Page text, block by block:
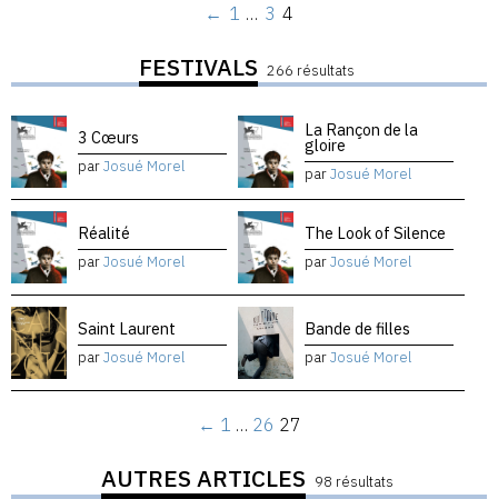
← 1 … 3 4
FESTIVALS 266 résultats
3 Cœurs
parJosué Morel
La Rançon de la
gloire
parJosué Morel
Réalité
parJosué Morel
The Look of Silence
parJosué Morel
Saint Laurent
parJosué Morel
Bande de filles
parJosué Morel
← 1 … 26 27
AUTRES ARTICLES 98 résultats